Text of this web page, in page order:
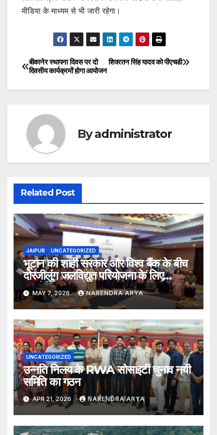
मीडिया के माध्यम से भी जारी रहेगा।
Post
navigation
शिवरतन सिंह यादव को पीएचडी
बीकानेर स्थापना दिवस पर दो
दिवसीय कार्यक्रमों होगा आयोजन
Byadministrator
Related Post
JAIPUR UNCATEGORIZED
भूटान की शाही सरकार और विश्व बैंक के बीच
दोरजीलुंग जलविद्युत परियोजना के लिए
फाइनेंसिंग समझौते पर हस्ताक्षर
MAY 7, 2026 NARENDRA ARYA
UNCATEGORIZED
उन्नति निलय के RWA सोसाइटी चुनाव नयी
समिति का गठन
APR 21, 2026 NARENDRA ARYA